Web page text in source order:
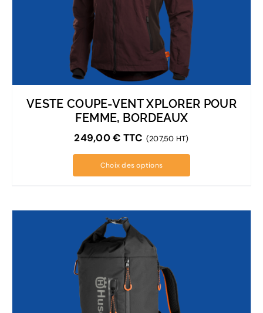
VESTE COUPE-VENT XPLORER POUR
FEMME, BORDEAUX
249,00€ TTC (207,50 HT)
Choix des options